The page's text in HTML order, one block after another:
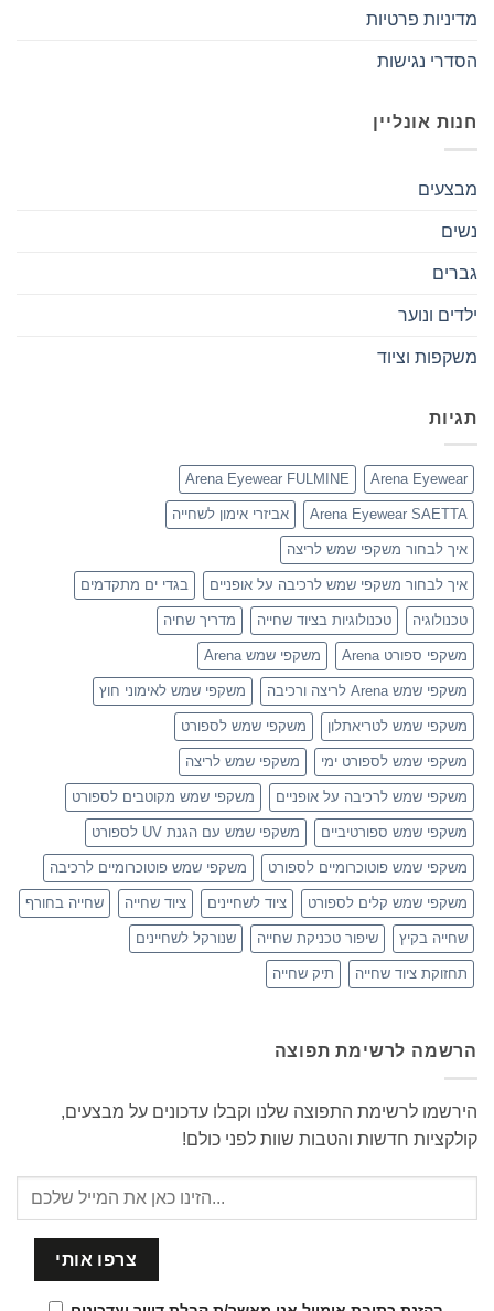
מדיניות פרטיות
הסדרי נגישות
חנות אונליין
מבצעים
נשים
גברים
ילדים ונוער
משקפות וציוד
תגיות
Arena Eyewear
Arena Eyewear FULMINE
Arena Eyewear SAETTA אביזרי אימון לשחייה
איך לבחור משקפי שמש לריצה
איך לבחור משקפי שמש לרכיבה על אופניים בגדי ים מתקדמים
טכנולוגיה טכנולוגיות בציוד שחייה מדריך שחיה
משקפי ספורט Arena משקפי שמש Arena
משקפי שמש Arena לריצה ורכיבה משקפי שמש לאימוני חוץ
משקפי שמש לטריאתלון משקפי שמש לספורט
משקפי שמש לספורט ימי משקפי שמש לריצה
משקפי שמש לרכיבה על אופניים משקפי שמש מקוטבים לספורט
משקפי שמש ספורטיביים משקפי שמש עם הגנת UV לספורט
משקפי שמש פוטוכרומיים לספורט משקפי שמש פוטוכרומיים לרכיבה
משקפי שמש קלים לספורט ציוד לשחיינים ציוד שחייה שחייה בחורף
שחייה בקיץ שיפור טכניקת שחייה שנורקל לשחיינים
תחזוקת ציוד שחייה תיק שחייה
הרשמה לרשימת תפוצה
הירשמו לרשימת התפוצה שלנו וקבלו עדכונים על מבצעים,
קולקציות חדשות והטבות שוות לפני כולם!